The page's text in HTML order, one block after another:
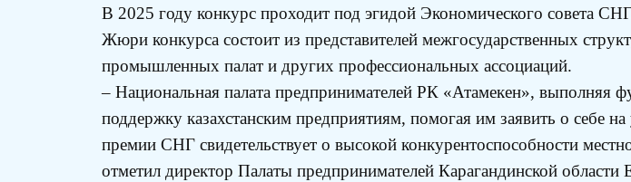
В 2025 году конкурс проходит под эгидой Экономического совета
Жюри конкурса состоит из представителей межгосударственных
промышленных палат и других профессиональных ассоциаций.
– Национальная палата предпринимателей РК «Атамекен», выполняя
поддержку казахстанским предприятиям, помогая им заявить о себе
премии СНГ свидетельствует о высокой конкурентоспособности
отметил директор Палаты предпринимателей Карагандинской области